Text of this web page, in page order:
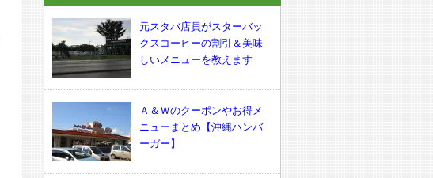
元スタバ店員がスターバッ
クスコーヒーの割引＆美味
しいメニューを教えます
Ａ＆Ｗのクーポンやお得メ
ニューまとめ【沖縄ハンバ
ーガー】